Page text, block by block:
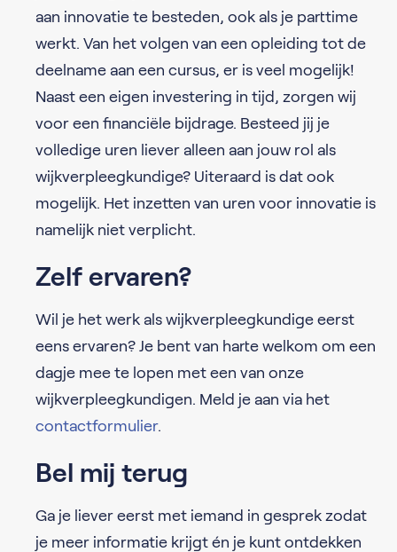
aan innovatie te besteden, ook als je parttime
werkt. Van het volgen van een opleiding tot de
deelname aan een cursus, er is veel mogelijk!
Naast een eigen investering in tijd, zorgen wij
voor een financiële bijdrage. Besteed jij je
volledige uren liever alleen aan jouw rol als
wijkverpleegkundige? Uiteraard is dat ook
mogelijk. Het inzetten van uren voor innovatie is
namelijk niet verplicht.
Zelf ervaren?
Wil je het werk als wijkverpleegkundige eerst
eens ervaren? Je bent van harte welkom om een
dagje mee te lopen met een van onze
wijkverpleegkundigen. Meld je aan via het
contactformulier.
Bel mij terug
Ga je liever eerst met iemand in gesprek zodat
je meer informatie krijgt én je kunt ontdekken